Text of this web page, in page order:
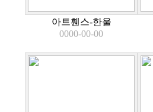
아트휀스-한울
0000-00-00